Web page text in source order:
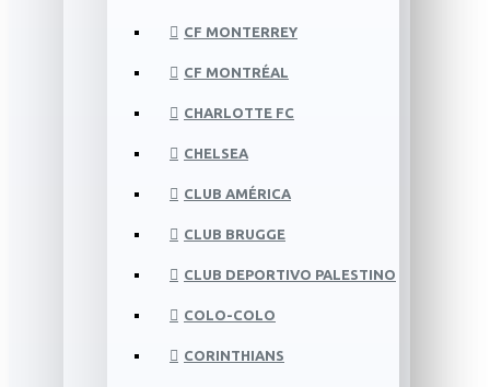
CF MONTERREY
CF MONTRÉAL
CHARLOTTE FC
CHELSEA
CLUB AMÉRICA
CLUB BRUGGE
CLUB DEPORTIVO PALESTINO
COLO-COLO
CORINTHIANS